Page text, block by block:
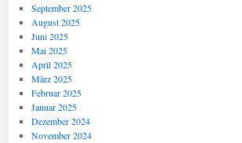
September 2025
August 2025
Juni 2025
Mai 2025
April 2025
März 2025
Februar 2025
Januar 2025
Dezember 2024
November 2024